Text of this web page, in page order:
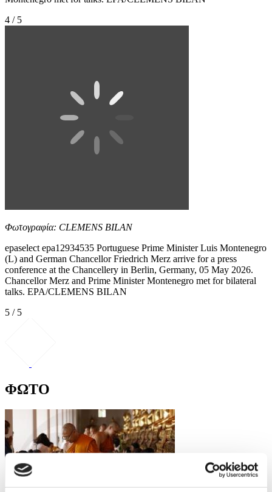
4 / 5
Φωτογραφία: CLEMENS BILAN
epaselect epa12934535 Portuguese Prime Minister Luis Montenegro
(L) and German Chancellor Friedrich Merz arrive for a press
conference at the Chancellery in Berlin, Germany, 05 May 2026.
Chancellor Merz and Prime Minister Montenegro met for bilateral
talks. EPA/CLEMENS BILAN
5 / 5
ΦΩΤΟ